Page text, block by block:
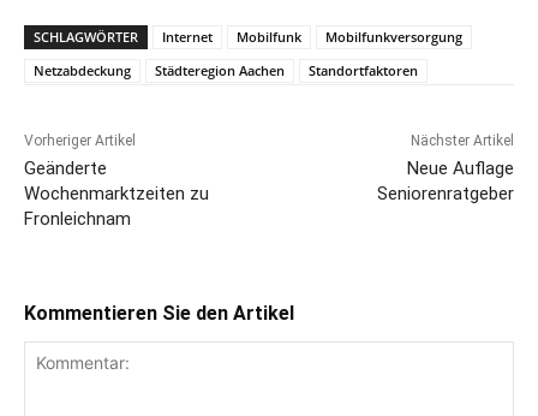
SCHLAGWÖRTER Internet Mobilfunk
Mobilfunkversorgung
Netzabdeckung
Städteregion Aachen Standortfaktoren
Vorheriger Artikel
Geänderte
Wochenmarktzeiten zu
Fronleichnam
Nächster Artikel
Neue Auflage
Seniorenratgeber
Kommentieren Sie den Artikel